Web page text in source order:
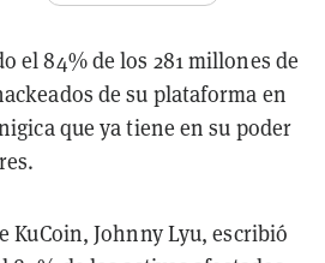
el 84% de los 281 millones de
de su plataforma en
que ya tiene en su poder
KuCoin, Johnny Lyu, escribió